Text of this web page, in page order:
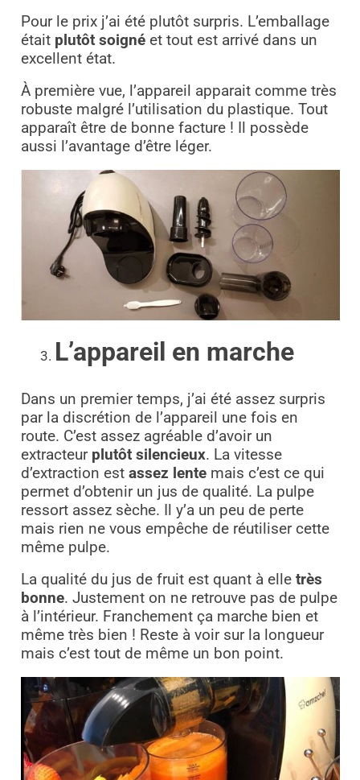
Pour le prix j’ai été plutôt surpris. L’emballage
était plutôt soignéet tout est arrivé dans un
excellent état.
À première vue, l’appareil apparait comme très
robuste malgré l’utilisation du plastique. Tout
apparaît être de bonne facture ! Il possède
aussi l’avantage d’être léger.
L’appareil en marche
Dans un premier temps, j’ai été assez surpris
par la discrétion de l’appareil une fois en
route. C’est assez agréable d’avoir un
extracteur plutôt silencieux. La vitesse
d’extraction est assez lentemais c’est ce qui
permet d’obtenir un jus de qualité. La pulpe
ressort assez sèche. Il y’a un peu de perte
mais rien ne vous empêche de réutiliser cette
même pulpe.
La qualité du jus de fruit est quant à elle très
bonne. Justement on ne retrouve pas de pulpe
à l’intérieur. Franchement ça marche bien et
même très bien ! Reste à voir sur la longueur
mais c’est tout de même un bon point.